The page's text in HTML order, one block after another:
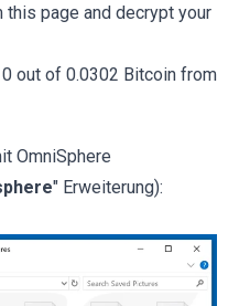
page and decrypt your
out of 0.0302 Bitcoin from
OmniSphere
" Erweiterung):